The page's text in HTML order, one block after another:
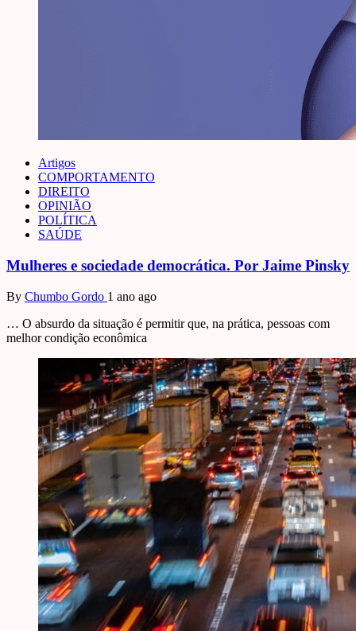
Artigos
COMPORTAMENTO
DIREITO
OPINIÃO
POLÍTICA
SAÚDE
Mulheres e sociedade democrática. Por Jaime Pinsky
By Chumbo Gordo 1 ano ago
… O absurdo da situação é permitir que, na prática, pessoas com
melhor condição econômica